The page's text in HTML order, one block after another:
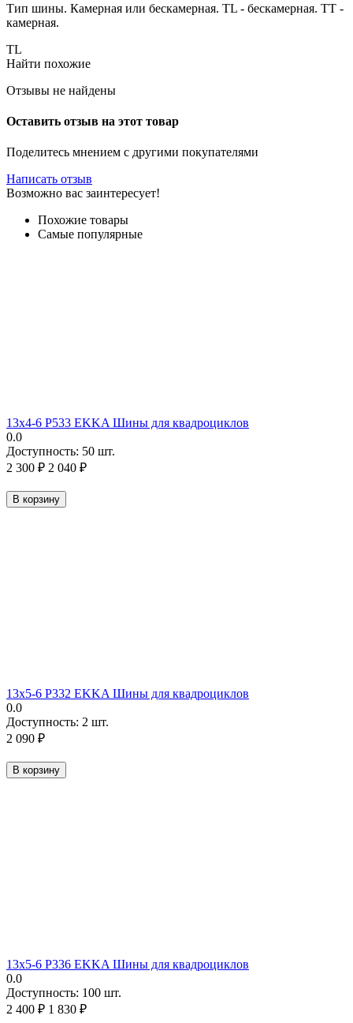
Тип шины. Камерная или бескамерная. TL - бескамерная. TT -
камерная.
TL
Найти похожие
Отзывы не найдены
Оставить отзыв на этот товар
Поделитесь мнением с другими покупателями
Написать отзыв
Возможно вас заинтересует!
Похожие товары
Самые популярные
13х4-6 P533 EKKA Шины для квадроциклов
0.0
Доступность: 50 шт.
2 300 ₽ 2 040 ₽
В корзину
13х5-6 P332 EKKA Шины для квадроциклов
0.0
Доступность: 2 шт.
2 090 ₽
В корзину
13х5-6 P336 EKKA Шины для квадроциклов
0.0
Доступность: 100 шт.
2 400 ₽ 1 830 ₽